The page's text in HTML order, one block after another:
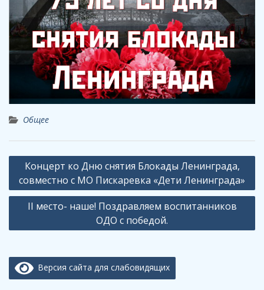
Общее
Навигация
по
записям
Концерт ко Дню снятия Блокады Ленинграда,
совместно с МО Пискаревка «Дети Ленинграда»
II место- наше! Поздравляем воспитанников
ОДО с победой.
Версия сайта для слабовидящих